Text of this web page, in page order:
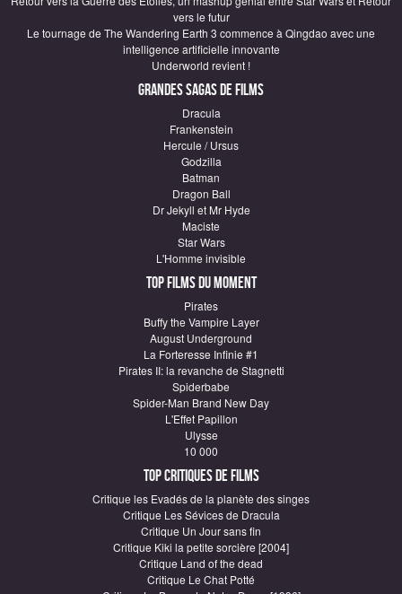
vers le futur
Le tournage de The Wandering Earth 3 commence à Qingdao avec une
intelligence artificielle innovante
Underworld revient !
Grandes sagas de Films
Dracula
Frankenstein
Hercule / Ursus
Godzilla
Batman
Dragon Ball
Dr Jekyll et Mr Hyde
Maciste
Star Wars
L'Homme invisible
Top Films du moment
Pirates
Buffy the Vampire Layer
August Underground
La Forteresse Infinie #1
Pirates II: la revanche de Stagnetti
Spiderbabe
Spider-Man Brand New Day
L'Effet Papillon
Ulysse
10 000
Top critiques de Films
Critique les Evadés de la planète des singes
Critique Les Sévices de Dracula
Critique Un Jour sans fin
Critique Kiki la petite sorcière [2004]
Critique Land of the dead
Critique Le Chat Potté